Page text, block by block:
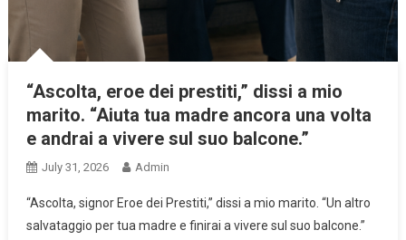
“Ascolta, eroe dei prestiti,” dissi a mio
marito. “Aiuta tua madre ancora una volta
e andrai a vivere sul suo balcone.”
July 31, 2026 Admin
“Ascolta, signor Eroe dei Prestiti,” dissi a mio marito. “Un altro
salvataggio per tua madre e finirai a vivere sul suo balcone.”